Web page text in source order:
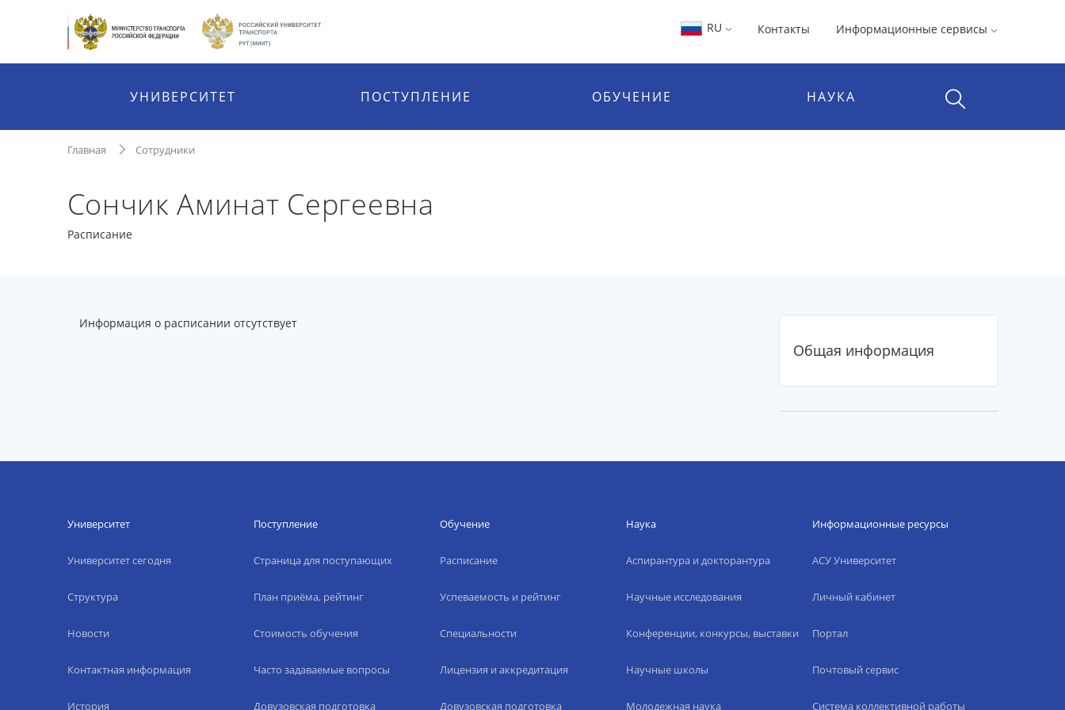
RU Контакты Информационные сервисы
УНИВЕРСИТЕТ ПОСТУПЛЕНИЕ ОБУЧЕНИЕ НАУКА
Главная Сотрудники
Сончик Аминат Сергеевна
Расписание
Информация о расписании отсутствует
Общая информация
Университет
Университет сегодня
Структура
Новости
Контактная информация
История
Поступление
Страница для поступающих
План приёма, рейтинг
Стоимость обучения
Часто задаваемые вопросы
Довузовская подготовка
Обучение
Расписание
Успеваемость и рейтинг
Специальности
Лицензия и аккредитация
Довузовская подготовка
Наука
Аспирантура и докторантура
Научные исследования
Конференции, конкурсы, выставки
Научные школы
Молодежная наука
Информационные ресурсы
АСУ Университет
Личный кабинет
Портал
Почтовый сервис
Система коллективной работы